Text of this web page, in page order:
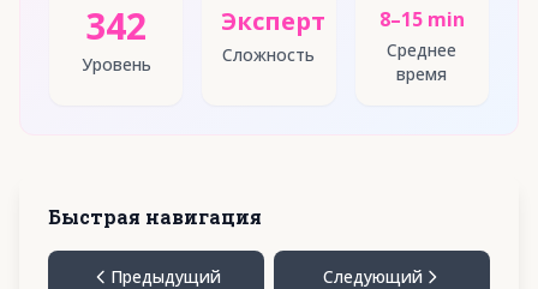
342
Уровень
Эксперт
Сложность
8–15 min
Среднее
время
Быстрая навигация
Предыдущий Следующий